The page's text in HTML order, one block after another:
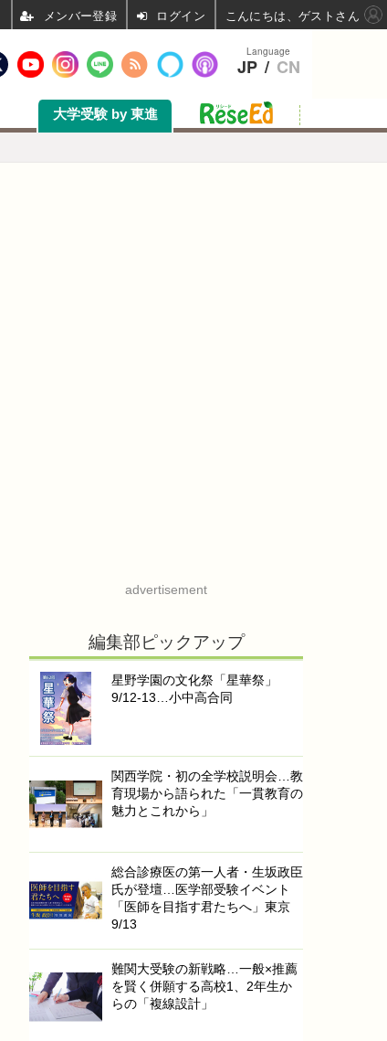
大学受験 by 東進
advertisement
編集部ピックアップ
星野学園の文化祭「星華祭」
9/12-13…小中高合同
関西学院・初の全学校説明会…教
育現場から語られた「一貫教育の
魅力とこれから」
総合診療医の第一人者・生坂政臣
氏が登壇…医学部受験イベント
「医師を目指す君たちへ」東京
9/13
難関大受験の新戦略…一般×推薦
を賢く併願する高校1、2年生か
らの「複線設計」
Language
JP / CN
ログイン こんにちは、ゲストさん